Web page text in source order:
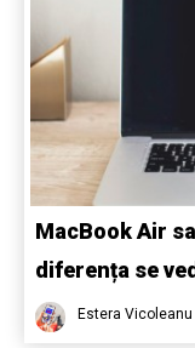
MacBook Air
diferența se
Estera Vicoleanu